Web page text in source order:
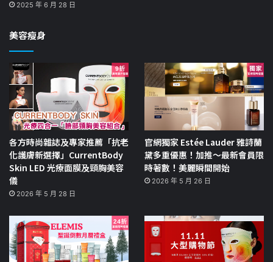
2025 年 6 月 28 日
美容瘦身
各方時尚雜誌及專家推薦「抗老
化護膚新選擇」CurrentBody
Skin LED 光療面膜及頸胸美容
儀
2026 年 5 月 28 日
官網獨家 Estée Lauder 雅詩蘭
黛多重優惠！加推～最新會員限
時著數！美麗瞬間開始
2026 年 5 月 26 日